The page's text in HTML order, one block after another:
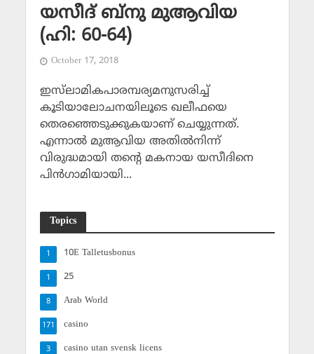
യസീദ് ബ്‌നു മുആവിയ
(ഹി: 60-64)
October 17, 2018
ഇസ്‌ലാമികപാരമ്പര്യമനുസരിച്ച്
കൂടിയാലോചനയിലൂടെ ഖലീഫയെ
തെരഞ്ഞെടുക്കുകയാണ് ചെയ്യുന്നത്.
എന്നാല്‍ മുആവിയ അതില്‍നിന്ന്
വിരുദ്ധമായി തന്റെ മകനായ യസീദിനെ
പിന്‍ഗാമിയായി...
Topics
10E Talletusbonus
1
25
1
Arab World
8
casino
171
casino utan svensk licens
3